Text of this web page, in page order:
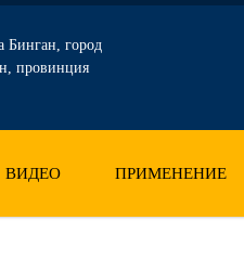
Бинган, город
провинция
ВИДЕО ПРИМЕНЕНИЕ